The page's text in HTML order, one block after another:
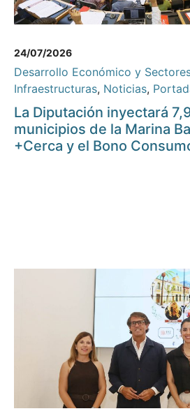
24/07/2026
Desarrollo Económico y
Infraestructuras, Noticias,
La Diputación inyectará
municipios de la Marina
+Cerca y el Bono